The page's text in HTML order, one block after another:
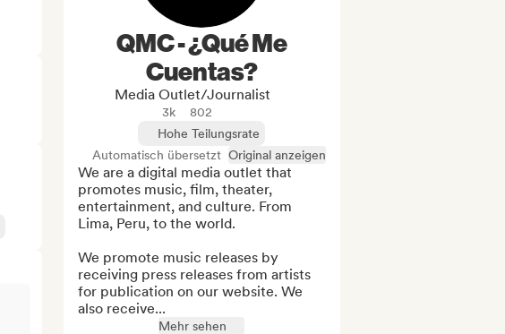
QMC - ¿Qué Me
Cuentas?
Media Outlet/Journalist
3k
802
Hohe Teilungsrate
Automatisch übersetzt Original anzeigen
We are a digital media outlet that
promotes music, film, theater,
entertainment, and culture. From
Lima, Peru, to the world.
We promote music releases by
receiving press releases from artists
for publication on our website. We
also receive...
Mehr sehen